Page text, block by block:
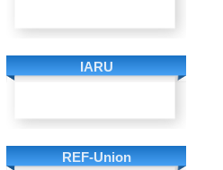
IARU
REF-Union